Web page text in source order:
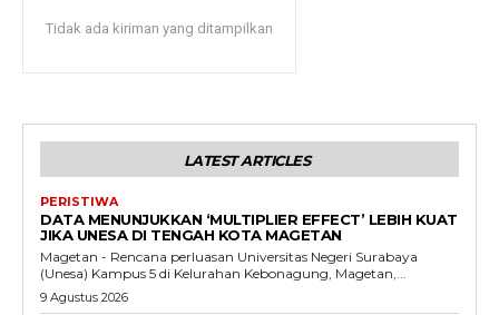
Tidak ada kiriman yang ditampilkan
LATEST ARTICLES
PERISTIWA
DATA MENUNJUKKAN ‘MULTIPLIER EFFECT’ LEBIH KUAT
JIKA UNESA DI TENGAH KOTA MAGETAN
Magetan - Rencana perluasan Universitas Negeri Surabaya
(Unesa) Kampus 5 di Kelurahan Kebonagung, Magetan,...
9 Agustus 2026